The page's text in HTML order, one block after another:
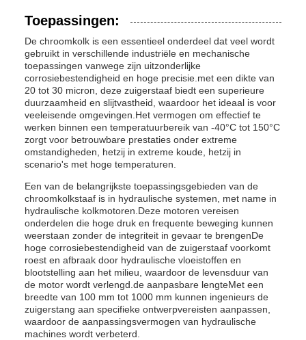
Toepassingen:
De chroomkolk is een essentieel onderdeel dat veel wordt
gebruikt in verschillende industriële en mechanische
toepassingen vanwege zijn uitzonderlijke
corrosiebestendigheid en hoge precisie.met een dikte van
20 tot 30 micron, deze zuigerstaaf biedt een superieure
duurzaamheid en slijtvastheid, waardoor het ideaal is voor
veeleisende omgevingen.Het vermogen om effectief te
werken binnen een temperatuurbereik van -40°C tot 150°C
zorgt voor betrouwbare prestaties onder extreme
omstandigheden, hetzij in extreme koude, hetzij in
scenario's met hoge temperaturen.
Een van de belangrijkste toepassingsgebieden van de
chroomkolkstaaf is in hydraulische systemen, met name in
hydraulische kolkmotoren.Deze motoren vereisen
onderdelen die hoge druk en frequente beweging kunnen
weerstaan zonder de integriteit in gevaar te brengenDe
hoge corrosiebestendigheid van de zuigerstaaf voorkomt
roest en afbraak door hydraulische vloeistoffen en
blootstelling aan het milieu, waardoor de levensduur van
de motor wordt verlengd.de aanpasbare lengteMet een
breedte van 100 mm tot 1000 mm kunnen ingenieurs de
zuigerstang aan specifieke ontwerpvereisten aanpassen,
waardoor de aanpassingsvermogen van hydraulische
machines wordt verbeterd.